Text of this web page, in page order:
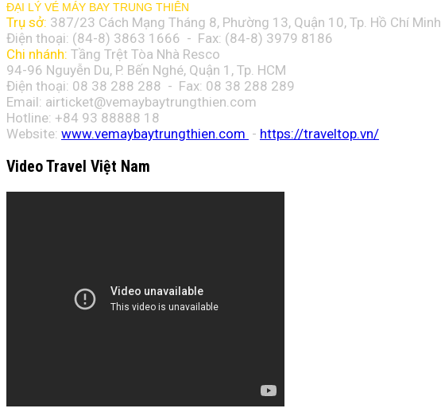
ĐẠI LÝ VÉ MÁY BAY TRUNG THIÊN
Trụ sở: 387/23 Cách Mạng Tháng 8, Phường 13, Quận 10, Tp. Hồ Chí Minh
Điện thoại: (84-8) 3863 1666 - Fax: (84-8) 3979 8186
Chi nhánh: Tầng Trệt Tòa Nhà Resco
94-96 Nguyễn Du, P. Bến Nghé, Quận 1, Tp. HCM
Điện thoại: 08 38 288 288 - Fax: 08 38 288 289
Email: airticket@vemaybaytrungthien.com
Hotline: +84 93 88888 18
Website: www.vemaybaytrungthien.com - https://traveltop.vn/
Video Travel Việt Nam